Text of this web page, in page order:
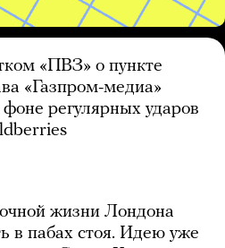
«ПВЗ» о пункте
«Газпром-медиа»
регулярных ударов
жизни Лондона
в пабах стоя. Идею уже